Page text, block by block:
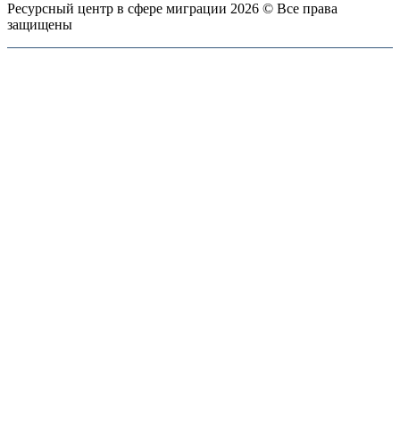
Ресурсный центр в сфере миграции 2026 © Все права
защищены